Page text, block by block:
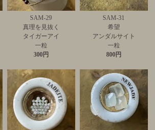
SAM-29
真理を見抜く
タイガーアイ
一粒
300円
SAM-31
希望
アンダルサイト
一粒
800円